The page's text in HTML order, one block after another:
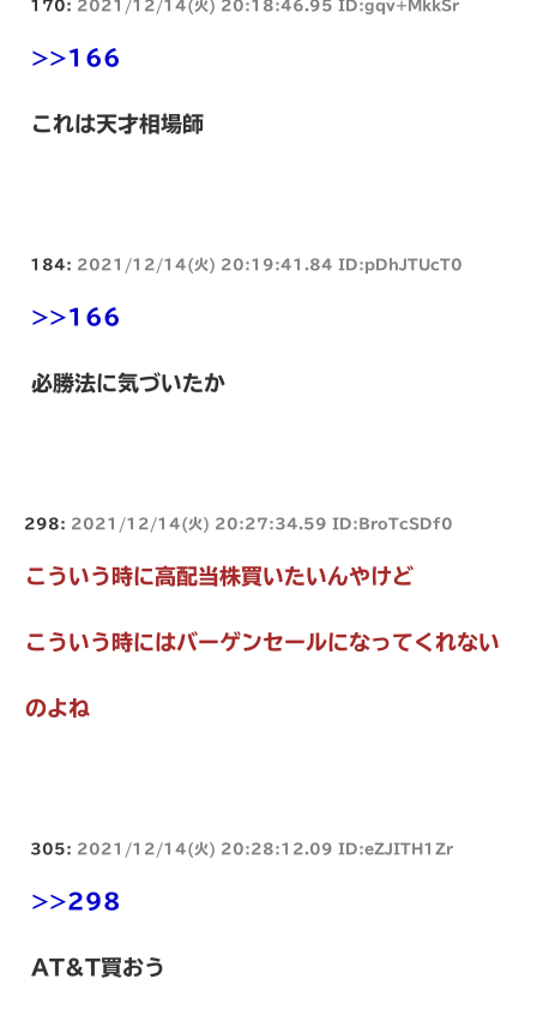
170: 2021/12/14(火) 20:18:46.95 ID:gqv+MkkSr
>>166
これは天才相場師
184: 2021/12/14(火) 20:19:41.84 ID:pDhJTUcT0
>>166
必勝法に気づいたか
298: 2021/12/14(火) 20:27:34.59 ID:BroTcSDf0
こういう時に高配当株買いたいんやけど
こういう時にはバーゲンセールになってくれない
のよね
305: 2021/12/14(火) 20:28:12.09 ID:eZJITH1Zr
>>298
AT&T買おう